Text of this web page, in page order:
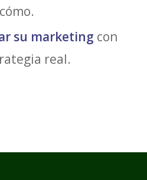
su marketing con
real.